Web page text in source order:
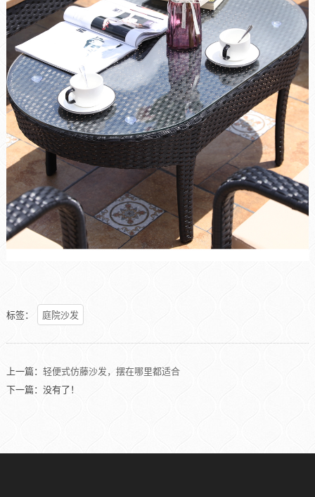
标签： 庭院沙发
上一篇： 轻便式仿藤沙发，摆在哪里都适合
下一篇：没有了！